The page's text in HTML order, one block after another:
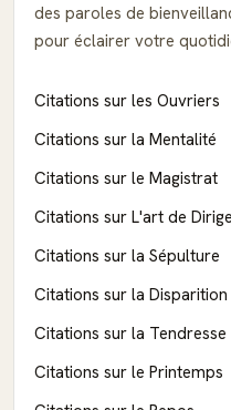
des paroles de
pour éclairer votre
Citations sur les Ouvriers
Citations sur la Mentalité
Citations sur le Magistrat
Citations sur L'art de
Citations sur la Sépulture
Citations sur la Disparition
Citations sur la Tendresse
Citations sur le Printemps